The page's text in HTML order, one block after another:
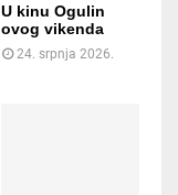
U kinu Ogulin
ovog vikenda
24. srpnja 2026.